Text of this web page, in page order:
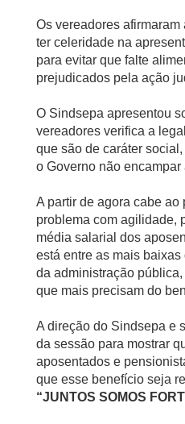
Os vereadores
ter celeridade na
para evitar que falte
prejudicados pela ação
O Sindsepa apresentou
vereadores verifica a
que são de caráter
o Governo não
A partir de agora cabe ao
problema com agilidade,
média salarial dos
está entre as mais
da administração
que mais precisam do
A direção do Sindsepa e
da sessão para mostrar
aposentados e
que esse benefício seja
“JUNTOS SOMOS